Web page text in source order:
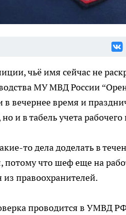
чьё имя сейчас не
МУ МВД России
в вечернее время и
и в табель учета
то дела доделать в
потому что шеф еще на
из правоохранителей.
проводится в УМВД